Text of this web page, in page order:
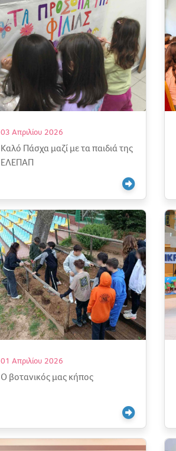
03 Απριλίου 2026
Καλό Πάσχα μαζί με τα παιδιά της
ΕΛΕΠΑΠ
01 Απριλίου 2026
Ο βοτανικός μας κήπος